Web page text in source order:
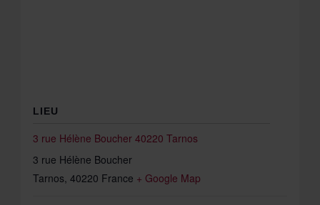
LIEU
3 rue Hélène Boucher 40220 Tarnos
3 rue Hélène Boucher
Tarnos 40220 France + Google Map